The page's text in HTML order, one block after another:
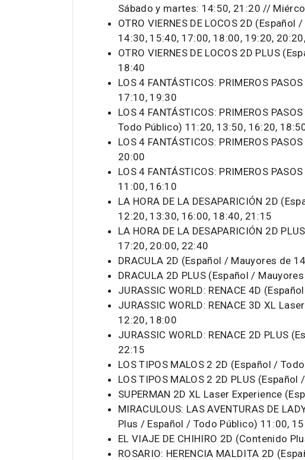
Sábado y martes: 14:50, 21:20 //
OTRO VIERNES DE LOCOS 2D
14:30, 15:40, 17:00, 18:00, 19:20,
OTRO VIERNES DE LOCOS 2D PLUS
18:40
LOS 4 FANTÁSTICOS: PRIMEROS
17:10, 19:30
LOS 4 FANTÁSTICOS: PRIMEROS
Todo Público) 11:20, 13:50, 16:20,
LOS 4 FANTÁSTICOS: PRIMEROS
20:00
LOS 4 FANTÁSTICOS: PRIMEROS
11:00, 16:10
LA HORA DE LA DESAPARICIÓN 2D
12:20, 13:30, 16:00, 18:40, 21:15
LA HORA DE LA DESAPARICIÓN 2D
17:20, 20:00, 22:40
DRACULA 2D (Español / Mauyores de
DRACULA 2D PLUS (Español /
JURASSIC WORLD: RENACE 4D
JURASSIC WORLD: RENACE 3D XL
12:20, 18:00
JURASSIC WORLD: RENACE 2D PLUS
22:15
LOS TIPOS MALOS 2 2D (Español /
LOS TIPOS MALOS 2 2D PLUS
SUPERMAN 2D XL Laser Experience
MIRACULOUS: LAS AVENTURAS DE
Plus / Español / Todo Público) 11:00,
EL VIAJE DE CHIHIRO 2D (Contenido
ROSARIO: HERENCIA MALDITA 2D